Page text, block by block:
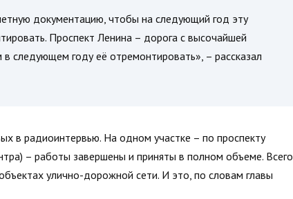
документацию, чтобы на следующий год эту
Проспект Ленина – дорога с высочайшей
следующем году её отремонтировать», – рассказал
в радиоинтервью. На одном участке – по проспекту
– работы завершены и приняты в полном объеме. Всего
улично-дорожной сети. И это, по словам главы